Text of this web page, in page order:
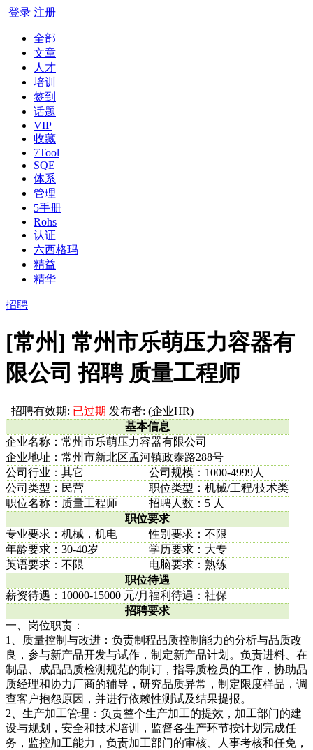
登录 注册
全部
文章
人才
培训
签到
话题
VIP
收藏
7Tool
SQE
体系
管理
5手册
Rohs
认证
六西格玛
精益
精华
招聘
[常州] 常州市乐萌压力容器有
限公司 招聘 质量工程师
招聘有效期: 已过期 发布者: (企业HR)
基本信息
企业名称：常州市乐萌压力容器有限公司
企业地址：常州市新北区孟河镇政泰路288号
公司行业：其它
公司规模：1000-4999人
公司类型：民营
职位类型：机械/工程/技术类
职位名称：质量工程师
招聘人数：5 人
职位要求
专业要求：机械，机电
性别要求：不限
年龄要求：30-40岁
学历要求：大专
英语要求：不限
电脑要求：熟练
职位待遇
薪资待遇：10000-15000 元/月 福利待遇：社保
招聘要求
一、岗位职责：
1、质量控制与改进：负责制程品质控制能力的分析与品质改
良，参与新产品开发与试作，制定新产品计划。负责进料、在
制品、成品品质检测规范的制订，指导质检员的工作，协助品
质经理和协力厂商的辅导，研究品质异常，制定限度样品，调
查客户抱怨原因，并进行依赖性测试及结果提报。
2、生产加工管理：负责整个生产加工的提效，加工部门的建
设与规划，安全和技术培训，监督各生产环节按计划完成任
务，监控加工能力，负责加工部门的审核、人事考核和任免，